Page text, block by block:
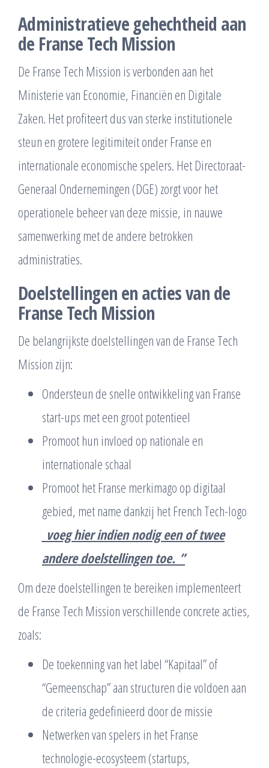
Administratieve gehechtheid aan
de Franse Tech Mission
De Franse Tech Mission is verbonden aan het
Ministerie van Economie, Financiën en Digitale
Zaken. Het profiteert dus van sterke institutionele
steun en grotere legitimiteit onder Franse en
internationale economische spelers. Het Directoraat-
Generaal Ondernemingen (DGE) zorgt voor het
operationele beheer van deze missie, in nauwe
samenwerking met de andere betrokken
administraties.
Doelstellingen en acties van de
Franse Tech Mission
De belangrijkste doelstellingen van de Franse Tech
Mission zijn:
Ondersteun de snelle ontwikkeling van Franse
start-ups met een groot potentieel
Promoot hun invloed op nationale en
internationale schaal
Promoot het Franse merkimago op digitaal
gebied, met name dankzij het French Tech-logo
_voeg hier indien nodig een of twee
andere doelstellingen toe._”
Om deze doelstellingen te bereiken implementeert
de Franse Tech Mission verschillende concrete acties,
zoals:
De toekenning van het label “Kapitaal” of
“Gemeenschap” aan structuren die voldoen aan
de criteria gedefinieerd door de missie
Netwerken van spelers in het Franse
technologie-ecosysteem (startups,